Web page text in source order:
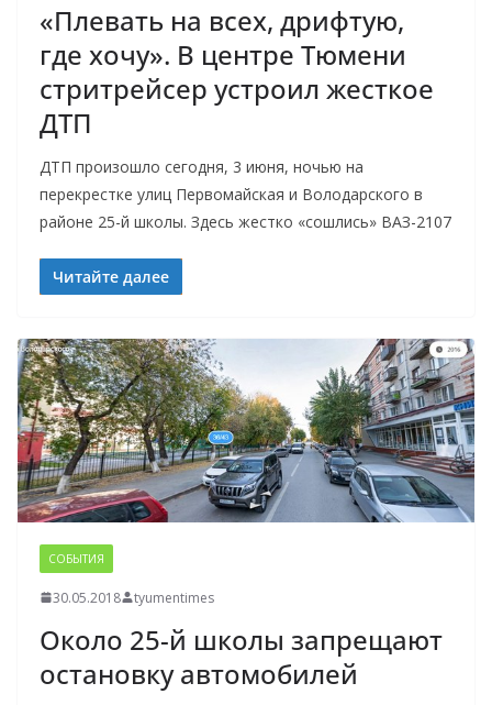
«Плевать на всех, дрифтую,
где хочу». В центре Тюмени
стритрейсер устроил жесткое
ДТП
ДТП произошло сегодня, 3 июня, ночью на
перекрестке улиц Первомайская и Володарского в
районе 25-й школы. Здесь жестко «сошлись» ВАЗ-2107
Читайте далее
СОБЫТИЯ
30.05.2018 tyumentimes
Около 25-й школы запрещают
остановку автомобилей